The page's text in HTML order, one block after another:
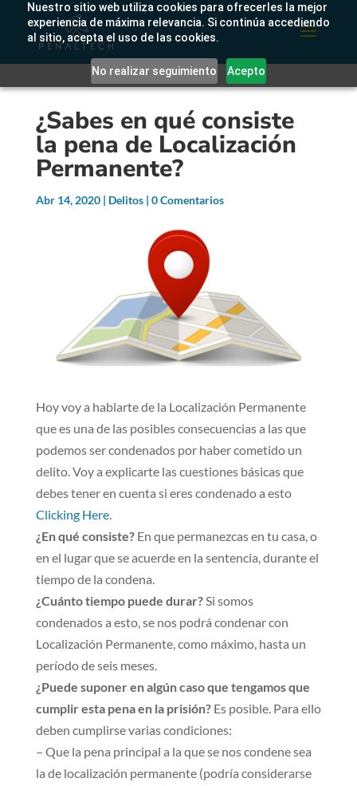
Nuestro sitio web utiliza cookies para ofrecerles la mejor
experiencia de máxima relevancia. Si continúa accediendo
al sitio, acepta el uso de las cookies.
No realizar seguimiento Acepto
¿Sabes en qué consiste
la pena de Localización
Permanente?
Abr 14, 2020| Delitos| 0 Comentarios
Hoy voy a hablarte de la Localización Permanente
que es una de las posibles consecuencias a las que
podemos ser condenados por haber cometido un
delito. Voy a explicarte las cuestiones básicas que
debes tener en cuenta si eres condenado a esto
Clicking Here.
¿En qué consiste?En que permanezcas en tu casa, o
en el lugar que se acuerde en la sentencia, durante el
tiempo de la condena.
¿Cuánto tiempo puede durar?Si somos
condenados a esto, se nos podrá condenar con
Localización Permanente, como máximo, hasta un
período de seis meses.
¿Puede suponer en algún caso que tengamos que
cumplir esta pena en la prisión?Es posible. Para ello
deben cumplirse varias condiciones:
– Que la pena principal a la que se nos condene sea
la de localización permanente (podría considerarse